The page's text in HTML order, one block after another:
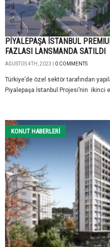
PİYALEPAŞA İSTANBUL
FAZLASI LANSMANDA SATILDI
AĞUSTOS 4TH, 2023 | 0 COMMENTS
Türkiye’de özel sektör tarafından
Piyalepaşa İstanbul Projesi’nin ikinci
KONUT HABERLERI